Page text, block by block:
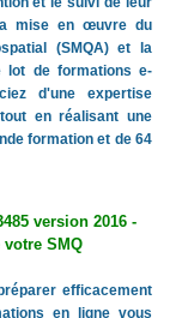
et le suivi de leur
mise en œuvre du
(SMQA) et la
lot de formations e-
d'une expertise
en réalisant une
formation et de 64
version 2016 -
SMQ
efficacement
en ligne vous